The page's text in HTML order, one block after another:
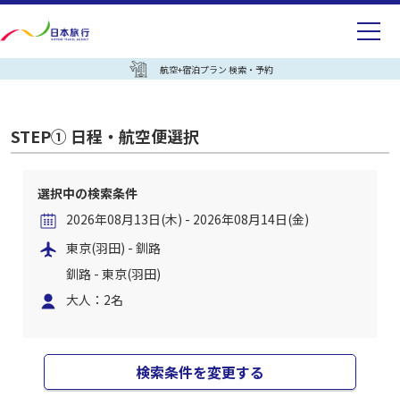
航空+宿泊プラン 検索・予約
STEP① 日程・航空便選択
選択中の検索条件
2026年08月13日(木) - 2026年08月14日(金)
東京(羽田) - 釧路
釧路 - 東京(羽田)
大人：2名
検索条件を変更する